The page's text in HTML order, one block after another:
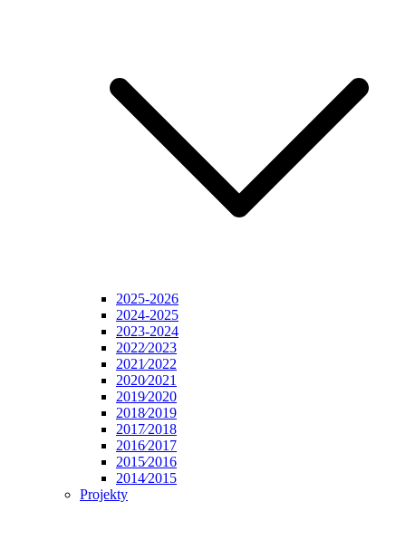
2025-2026
2024-2025
2023-2024
2022⁄2023
2021⁄2022
2020⁄2021
2019⁄2020
2018⁄2019
2017⁄2018
2016⁄2017
2015⁄2016
2014⁄2015
Projekty